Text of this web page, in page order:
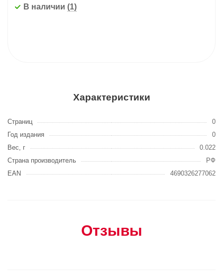
В наличии (1)
Характеристики
Страниц
0
Год издания
0
Вес, г
0.022
Страна производитель
РФ
EAN
4690326277062
Отзывы